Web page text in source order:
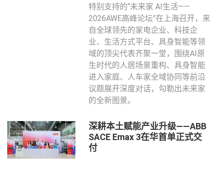
特别支持的“未来家 AI生活——
2026AWE高峰论坛”在上海召开，来
自全球领先的家电企业、科技企
业、生活方式平台、具身智能等领
域的顶尖代表齐聚一堂，围绕AI原
生时代的人居场景重构、具身智能
进入家庭、人车家全域协同等前沿
议题展开深度对话，勾勒出未来家
的全新图景。
深耕本土赋能产业升级——ABB
SACE Emax 3在华首单正式交
付